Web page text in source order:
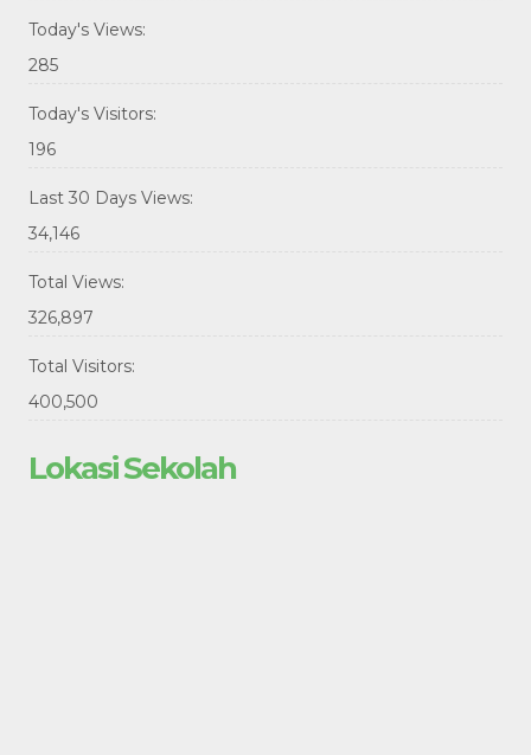
Today's Views:
285
Today's Visitors:
196
Last 30 Days Views:
34,146
Total Views:
326,897
Total Visitors:
400,500
Lokasi Sekolah